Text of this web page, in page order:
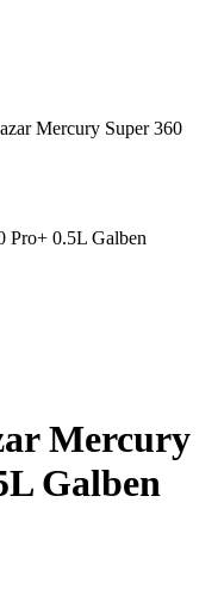
Mercury Super 360
Pro+ 0.5L Galben
Mercury
Galben